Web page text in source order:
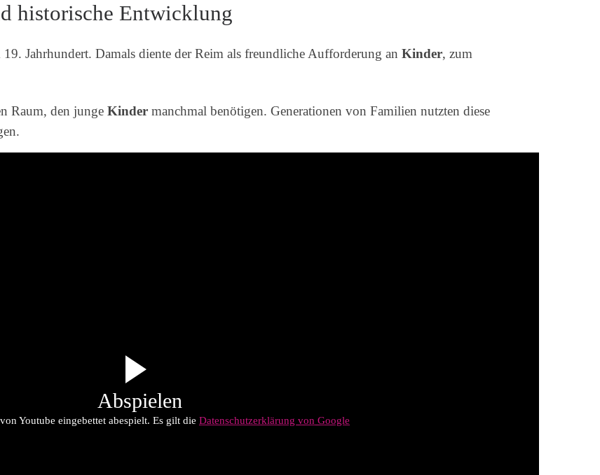
historische Entwicklung
Jahrhundert. Damals diente der Reim als freundliche Aufforderung an Kinder, zum
Raum, den junge Kinder manchmal benötigen. Generationen von Familien nutzten diese
Abspielen
Youtube eingebettet abespielt. Es gilt die Datenschutzerklärung von Google